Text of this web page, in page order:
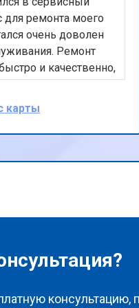
Panasonic
карты
памяти
для ремонта моего
очень доволен
Ремонт
и качественно,
оригинальных
в
Также
доставка
и внимание к
карты
консультацию,